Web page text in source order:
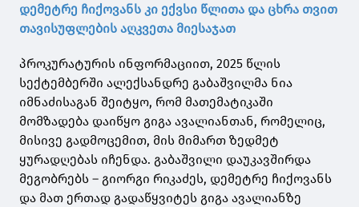
დემეტრე ჩიქოვანს კი ექვსი წლითა და ცხრა თვით
თავისუფლების აღკვეთა მიესაჯათ
პროკურატურის ინფორმაციით, 2025 წლის
სექტემბერში ალექსანდრე გაბაშვილმა ნია
იმნაძისაგან შეიტყო, რომ მათემატიკაში
მომზადება დაიწყო გიგა ავალიანთან, რომელიც,
მისივე გადმოცემით, მის მიმართ ზედმეტ
ყურადღებას იჩენდა. გაბაშვილი დაუკავშირდა
მეგობრებს – გიორგი რიკაძეს, დემეტრე ჩიქოვანს
და მათ ერთად გადაწყვიტეს გიგა ავალიანზე